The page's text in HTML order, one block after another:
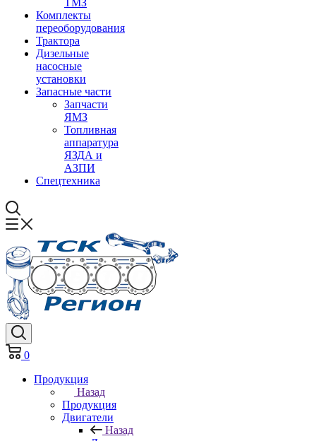
ТМЗ
Комплекты
переоборудования
Трактора
Дизельные
насосные
установки
Запасные части
Запчасти
ЯМЗ
Топливная
аппаратура
ЯЗДА и
АЗПИ
Спецтехника
0
Продукция
Назад
Продукция
Двигатели
Назад